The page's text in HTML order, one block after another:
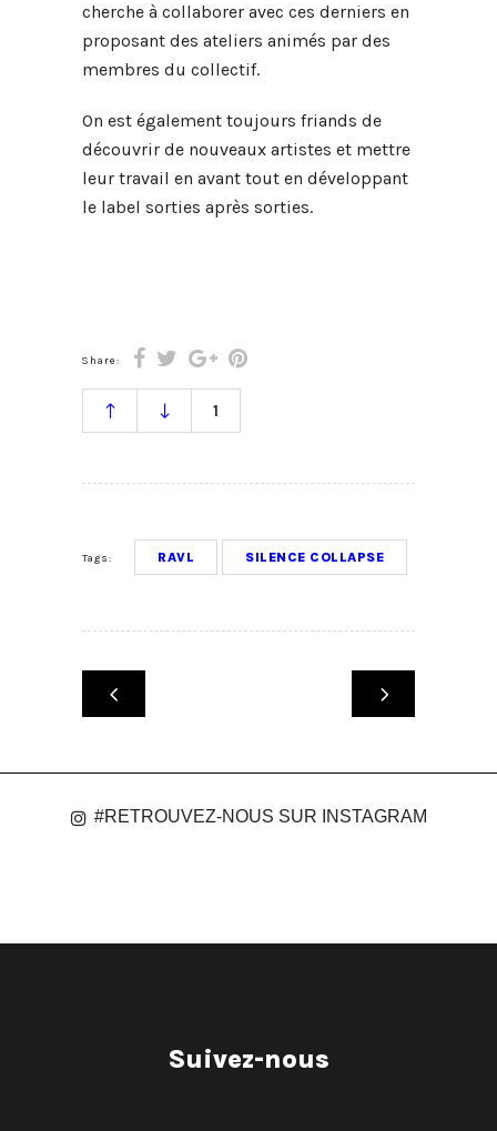
cherche à collaborer avec ces derniers en
proposant des ateliers animés par des
membres du collectif.
On est également toujours friands de
découvrir de nouveaux artistes et mettre
leur travail en avant tout en développant
le label sorties après sorties.
Share:
1
Tags: RAVL SILENCE COLLAPSE
#RETROUVEZ-NOUS SUR INSTAGRAM
Suivez-nous